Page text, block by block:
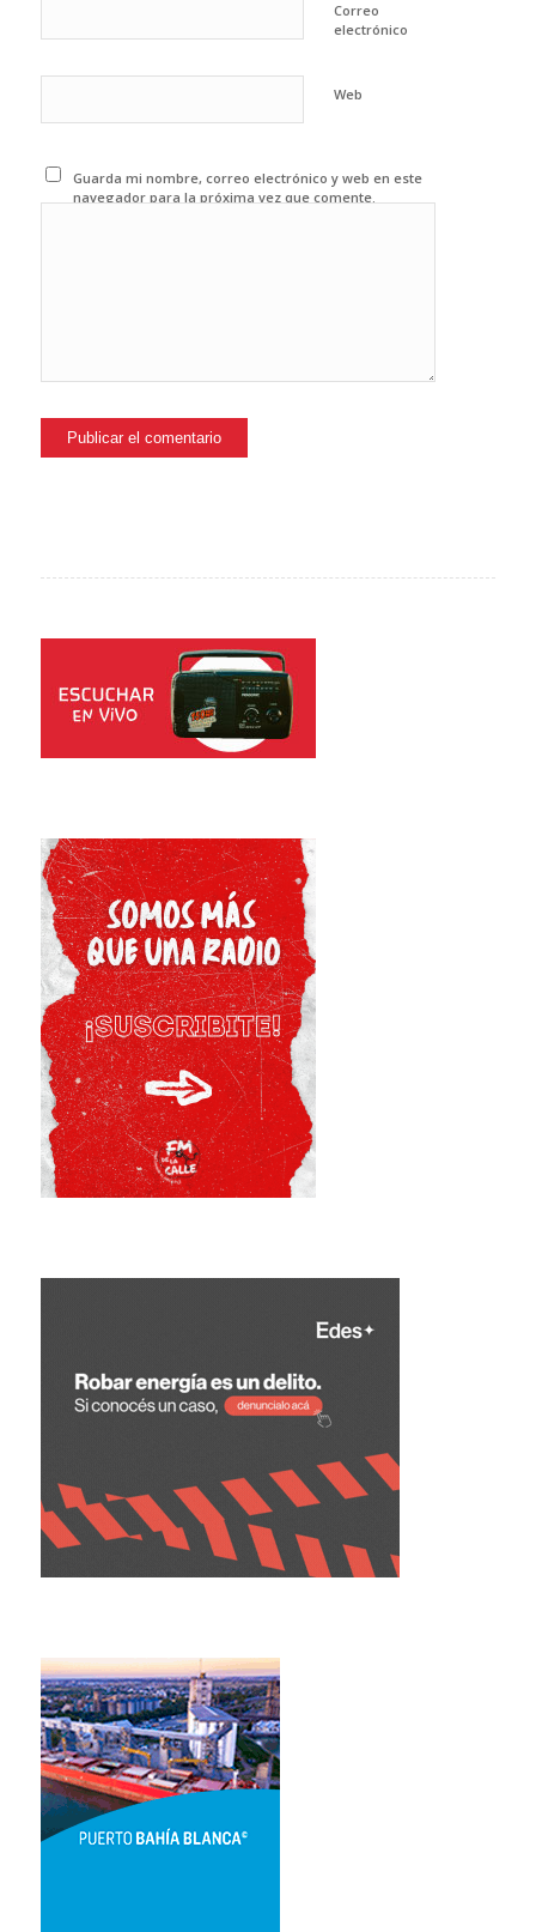
Correo
electrónico
Web
Guarda mi nombre, correo electrónico y web en este
navegador para la próxima vez que comente.